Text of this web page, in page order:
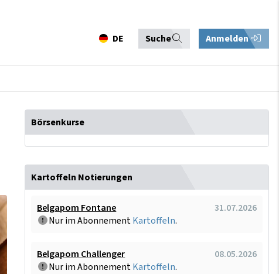
DE Suche Anmelden
Börsenkurse
Kartoffeln Notierungen
Belgapom Fontane
31.07.2026
Nur im AbonnementKartoffeln.
Belgapom Challenger
08.05.2026
Nur im AbonnementKartoffeln.